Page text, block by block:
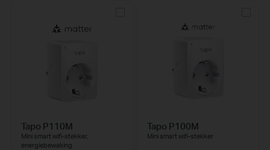
Tapo P110M
Mini smart wifi-stekker,
energiebewaking
Tapo P100M
Mini smart wifi-stekker